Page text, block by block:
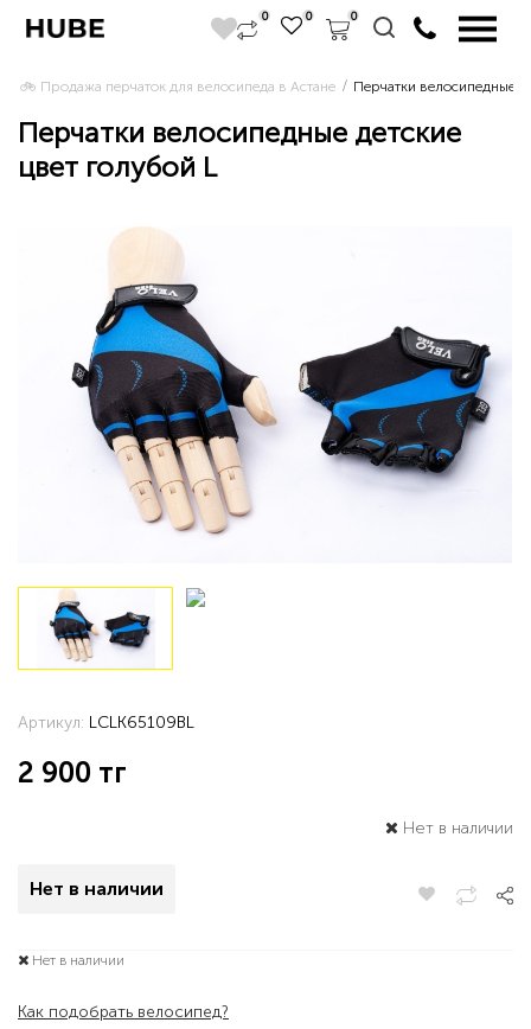
0 0 0
🚲 Продажа перчаток для велосипеда в Астане Перчатки велосипедные
Перчатки велосипедные детские
цвет голубой L
Артикул: LCLK65109BL
2 900 тг
Нет в наличии
Нет в наличии
Нет в наличии
Как подобрать велосипед?